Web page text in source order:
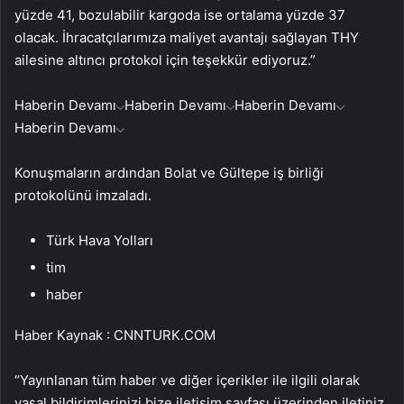
yüzde 41, bozulabilir kargoda ise ortalama yüzde 37
olacak. İhracatçılarımıza maliyet avantajı sağlayan THY
ailesine altıncı protokol için teşekkür ediyoruz.”
Haberin Devamı Haberin Devamı Haberin Devamı
Haberin Devamı
Konuşmaların ardından Bolat ve Gültepe iş birliği
protokolünü imzaladı.
Türk Hava Yolları
tim
haber
Haber Kaynak : CNNTURK.COM
“Yayınlanan tüm haber ve diğer içerikler ile ilgili olarak